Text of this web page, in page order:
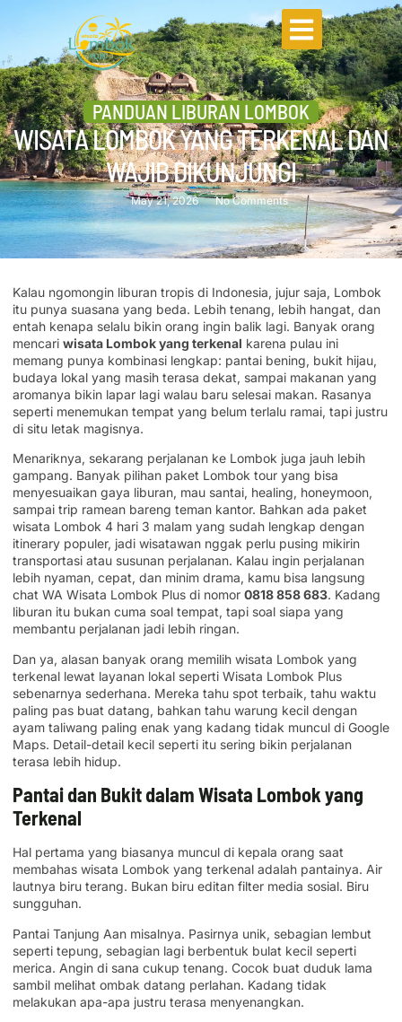
PANDUAN LIBURAN LOMBOK
WISATA LOMBOK YANG TERKENAL DAN
WAJIB DIKUNJUNGI
May 21, 2026 No Comments
Kalau ngomongin liburan tropis di Indonesia, jujur saja, Lombok
itu punya suasana yang beda. Lebih tenang, lebih hangat, dan
entah kenapa selalu bikin orang ingin balik lagi. Banyak orang
mencari wisata Lombok yang terkenal karena pulau ini
memang punya kombinasi lengkap: pantai bening, bukit hijau,
budaya lokal yang masih terasa dekat, sampai makanan yang
aromanya bikin lapar lagi walau baru selesai makan. Rasanya
seperti menemukan tempat yang belum terlalu ramai, tapi justru
di situ letak magisnya.
Menariknya, sekarang perjalanan ke Lombok juga jauh lebih
gampang. Banyak pilihan paket Lombok tour yang bisa
menyesuaikan gaya liburan, mau santai, healing, honeymoon,
sampai trip ramean bareng teman kantor. Bahkan ada paket
wisata Lombok 4 hari 3 malam yang sudah lengkap dengan
itinerary populer, jadi wisatawan nggak perlu pusing mikirin
transportasi atau susunan perjalanan. Kalau ingin perjalanan
lebih nyaman, cepat, dan minim drama, kamu bisa langsung
chat WA Wisata Lombok Plus di nomor 0818 858 683. Kadang
liburan itu bukan cuma soal tempat, tapi soal siapa yang
membantu perjalanan jadi lebih ringan.
Dan ya, alasan banyak orang memilih wisata Lombok yang
terkenal lewat layanan lokal seperti Wisata Lombok Plus
sebenarnya sederhana. Mereka tahu spot terbaik, tahu waktu
paling pas buat datang, bahkan tahu warung kecil dengan
ayam taliwang paling enak yang kadang tidak muncul di Google
Maps. Detail-detail kecil seperti itu sering bikin perjalanan
terasa lebih hidup.
Pantai dan Bukit dalam Wisata Lombok yang
Terkenal
Hal pertama yang biasanya muncul di kepala orang saat
membahas wisata Lombok yang terkenal adalah pantainya. Air
lautnya biru terang. Bukan biru editan filter media sosial. Biru
sungguhan.
Pantai Tanjung Aan misalnya. Pasirnya unik, sebagian lembut
seperti tepung, sebagian lagi berbentuk bulat kecil seperti
merica. Angin di sana cukup tenang. Cocok buat duduk lama
sambil melihat ombak datang perlahan. Kadang tidak
melakukan apa-apa justru terasa menyenangkan.